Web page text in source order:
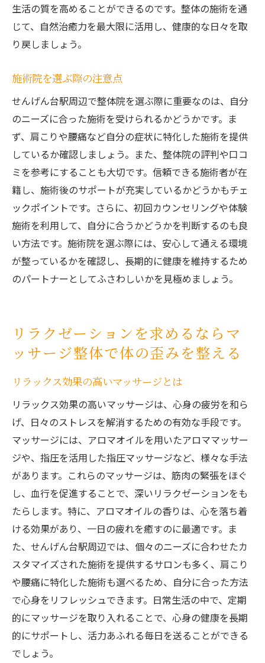
生活の質を高めることができるのです。整体の施術を通
じて、自然治癒力を最大限に活用し、健康的な日々を取
り戻しましょう。
施術院を選ぶ際の注意点
せんげん台駅周辺で整体院を選ぶ際に重要なのは、自分
のニーズに合った施術を受けられるかどうかです。ま
ず、肩こりや腰痛など自分の症状に特化した施術を提供
しているか確認しましょう。また、整体院の評判や口コ
ミを参考にすることも大切です。信頼できる施術者が在
籍し、施術後のサポートが充実しているかどうかもチェ
ックポイントです。さらに、初回カウンセリングや体験
施術を利用して、自分に合うかどうかを判断するのも良
い方法です。施術院を選ぶ際には、安心して通える環境
が整っているかを確認し、長期的に健康を維持するため
のパートナーとしてふさわしいかを見極めましょう。
リラクゼーションを求めるならマ
ッサージ整体で体の歪みを整える
リラックス効果の高いマッサージとは
リラックス効果の高いマッサージは、心身の疲労を和ら
げ、日々のストレスを解消するための有効な手段です。
マッサージには、アロマオイルを用いたアロママッサー
ジや、指圧を活用した指圧マッサージなど、様々な手法
があります。これらのマッサージは、筋肉の緊張をほぐ
し、血行を促進することで、深いリラクゼーションをも
たらします。特に、アロマオイルの香りは、心を落ち着
ける効果があり、一日の疲れを癒すのに最適です。ま
た、せんげん台駅周辺では、個々のニーズに合わせたカ
スタマイズされた施術を提供するサロンも多く、肩こり
や腰痛に特化した施術も選べるため、自分に合った方法
で心身をリフレッシュできます。日常生活の中で、定期
的にマッサージを取り入れることで、心身の健康を長期
的にサポートし、活力あふれる毎日を送ることができる
でしょう。